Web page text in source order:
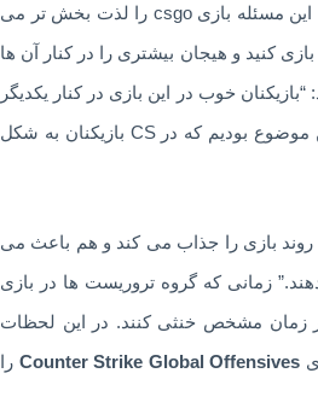
سیستم مهارت ها باعث می شود که بازیکنان با توجه به مهارتی که کسب کرده اند رو در روی یکدیگر قرار بگیرند که این مسئله بازی csgo را لذت بخش تر می
کنید و هیجان بیشتری را در کنار آن ها
خوب در این بازی در کنار یکدیگر
بازی خواهند کرد و Valve هم کاری کرده که تمام بازیکنان بتوانند در یک سطح با هم بازی کنند. ما همیشه نگران این موضوع بودیم که در CS بازیکنان به شکل
روند بازی را جذاب می کند و هم باعث می
زمانی که گروه تروریست ها در بازی
زمان مشخص خنثی کنند. در این لحظات
Counter Strike Global Offensives را